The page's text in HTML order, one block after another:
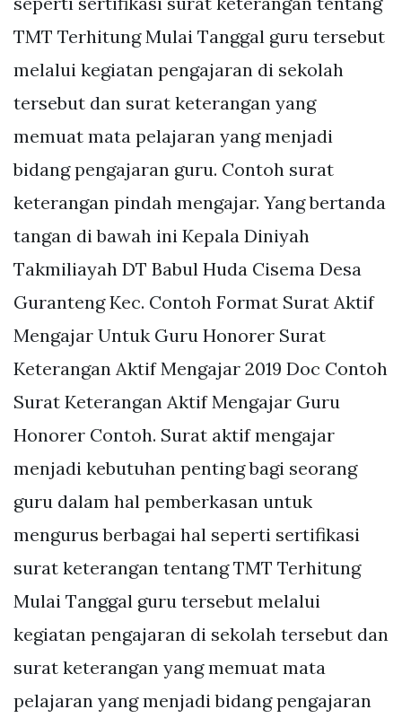
TMT Terhitung Mulai Tanggal guru tersebut
melalui kegiatan pengajaran di sekolah
tersebut dan surat keterangan yang
memuat mata pelajaran yang menjadi
bidang pengajaran guru. Contoh surat
keterangan pindah mengajar. Yang bertanda
tangan di bawah ini Kepala Diniyah
Takmiliayah DT Babul Huda Cisema Desa
Guranteng Kec. Contoh Format Surat Aktif
Mengajar Untuk Guru Honorer Surat
Keterangan Aktif Mengajar 2019 Doc Contoh
Surat Keterangan Aktif Mengajar Guru
Honorer Contoh. Surat aktif mengajar
menjadi kebutuhan penting bagi seorang
guru dalam hal pemberkasan untuk
mengurus berbagai hal seperti sertifikasi
surat keterangan tentang TMT Terhitung
Mulai Tanggal guru tersebut melalui
kegiatan pengajaran di sekolah tersebut dan
surat keterangan yang memuat mata
pelajaran yang menjadi bidang pengajaran